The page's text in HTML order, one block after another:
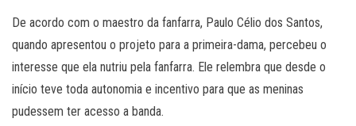
De acordo com o maestro da fanfarra, Paulo Célio dos Santos,
quando apresentou o projeto para a primeira-dama, percebeu o
interesse que ela nutriu pela fanfarra. Ele relembra que desde o
início teve toda autonomia e incentivo para que as meninas
pudessem ter acesso a banda.